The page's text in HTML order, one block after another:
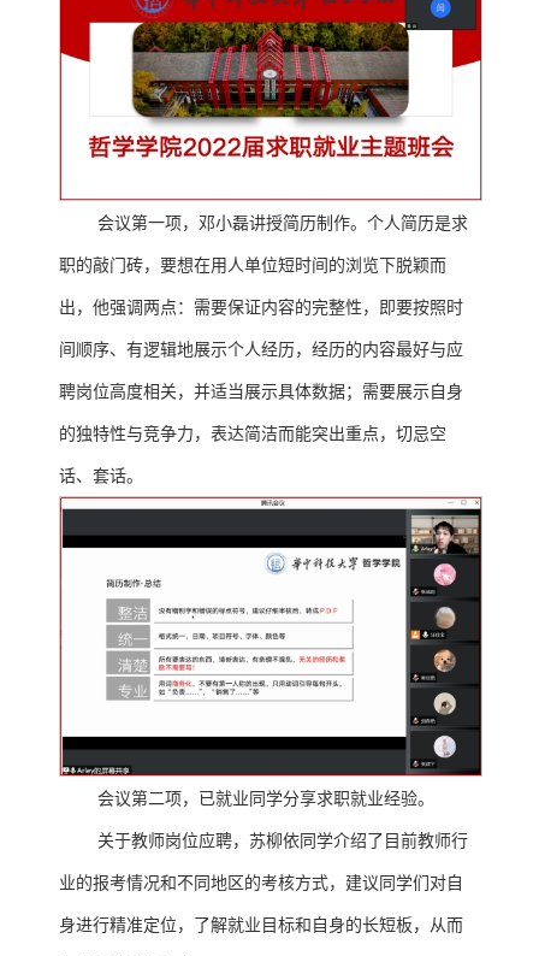
会议第一项，邓小磊讲授简历制作。个人简历是求
职的敲门砖，要想在用人单位短时间的浏览下脱颖而
出，他强调两点：需要保证内容的完整性，即要按照时
间顺序、有逻辑地展示个人经历，经历的内容最好与应
聘岗位高度相关，并适当展示具体数据；需要展示自身
的独特性与竞争力，表达简洁而能突出重点，切忌空
话、套话。
会议第二项，已就业同学分享求职就业经验。
关于教师岗位应聘，苏柳依同学介绍了目前教师行
业的报考情况和不同地区的考核方式，建议同学们对自
身进行精准定位，了解就业目标和自身的长短板，从而